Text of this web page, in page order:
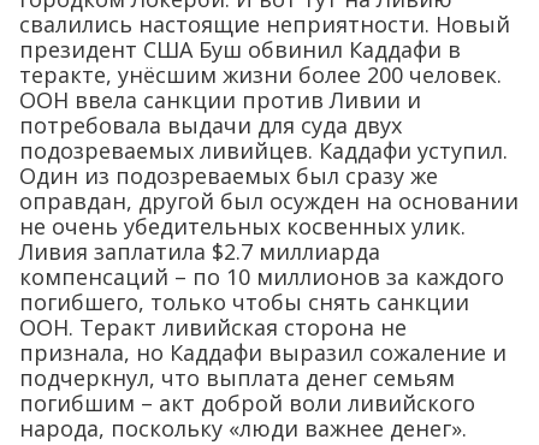
свалились настоящие неприятности. Новый
президент США Буш обвинил Каддафи в
теракте, унёсшим жизни более 200 человек.
ООН ввела санкции против Ливии и
потребовала выдачи для суда двух
подозреваемых ливийцев. Каддафи уступил.
Один из подозреваемых был сразу же
оправдан, другой был осужден на основании
не очень убедительных косвенных улик.
Ливия заплатила $2.7 миллиарда
компенсаций – по 10 миллионов за каждого
погибшего, только чтобы снять санкции
ООН. Теракт ливийская сторона не
признала, но Каддафи выразил сожаление и
подчеркнул, что выплата денег семьям
погибшим – акт доброй воли ливийского
народа, поскольку «люди важнее денег».